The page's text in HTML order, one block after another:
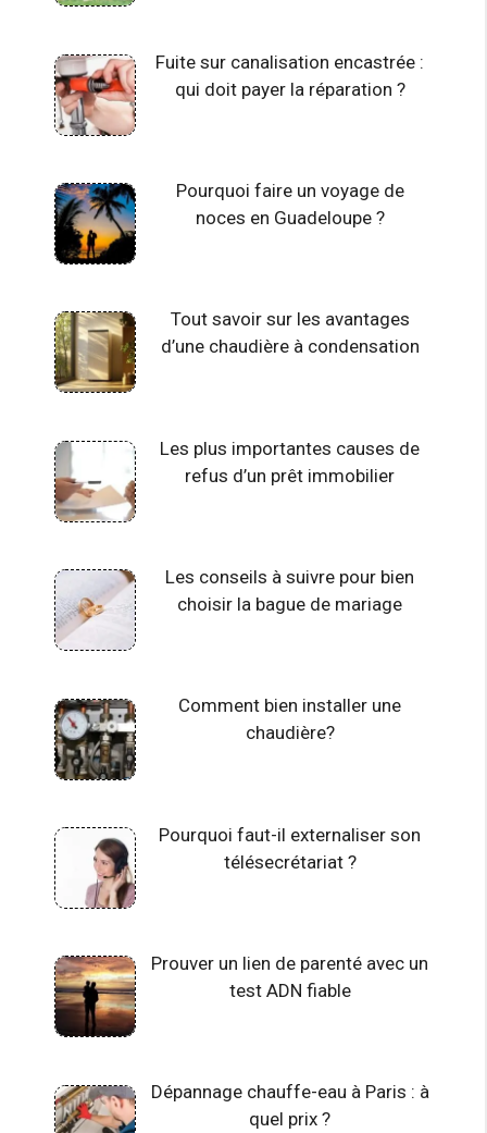
Fuite sur canalisation encastrée :
qui doit payer la réparation ?
Pourquoi faire un voyage de
noces en Guadeloupe ?
Tout savoir sur les avantages
d’une chaudière à condensation
Les plus importantes causes de
refus d’un prêt immobilier
Les conseils à suivre pour bien
choisir la bague de mariage
Comment bien installer une
chaudière?
Pourquoi faut-il externaliser son
télésecrétariat ?
Prouver un lien de parenté avec un
test ADN fiable
Dépannage chauffe-eau à Paris : à
quel prix ?